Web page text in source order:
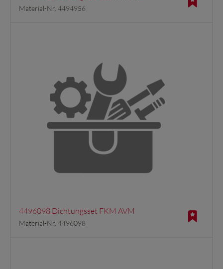
Material-Nr. 4494956
4496098 Dichtungsset FKM AVM
Material-Nr. 4496098